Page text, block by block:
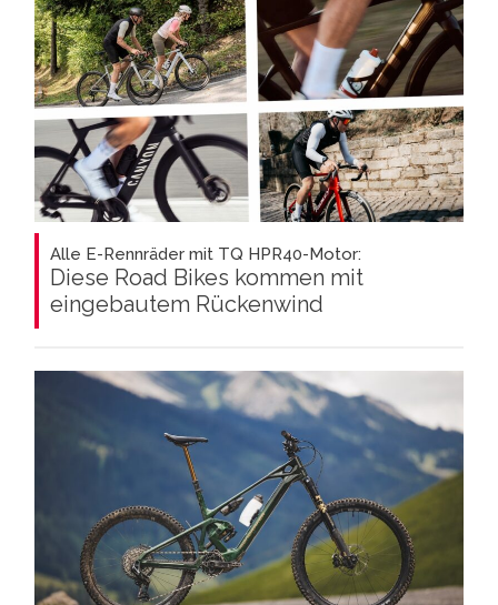
Alle E-Rennräder mit TQ HPR40-Motor:
Diese Road Bikes kommen mit
eingebautem Rückenwind